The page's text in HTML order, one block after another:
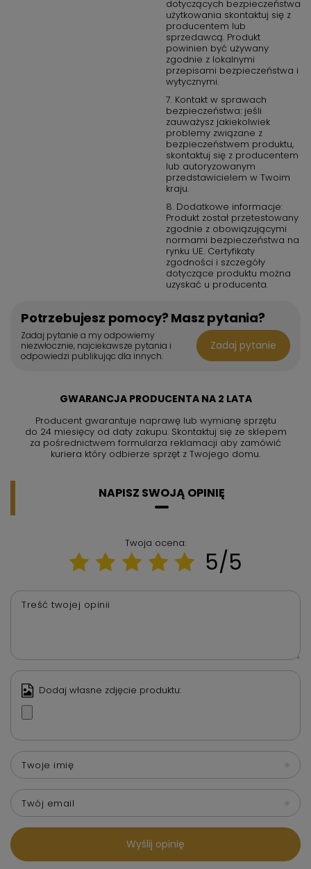
dotyczących bezpieczeństwa
użytkowania skontaktuj się z
producentem lub
sprzedawcą. Produkt
powinien być używany
zgodnie z lokalnymi
przepisami bezpieczeństwa i
wytycznymi.
7. Kontakt w sprawach
bezpieczeństwa: jeśli
zauważysz jakiekolwiek
problemy związane z
bezpieczeństwem produktu,
skontaktuj się z producentem
lub autoryzowanym
przedstawicielem w Twoim
kraju.
8. Dodatkowe informacje:
Produkt został przetestowany
zgodnie z obowiązującymi
normami bezpieczeństwa na
rynku UE. Certyfikaty
zgodności i szczegóły
dotyczące produktu można
uzyskać u producenta.
Potrzebujesz pomocy? Masz pytania?
Zadaj pytanie a my odpowiemy
niezwłocznie, najciekawsze pytania i
odpowiedzi publikując dla innych.
Zadaj pytanie
GWARANCJA PRODUCENTA NA 2 LATA
Producent gwarantuje naprawę lub wymianę sprzętu
do 24 miesięcy od daty zakupu. Skontaktuj się ze sklepem
za pośrednictwem formularza reklamacji aby zamówić
kuriera który odbierze sprzęt z Twojego domu.
NAPISZ SWOJĄ OPINIĘ
Twoja ocena:
5/5
Treść twojej opinii
Dodaj własne zdjęcie produktu:
Twoje imię
Twój email
Wyślij opinię